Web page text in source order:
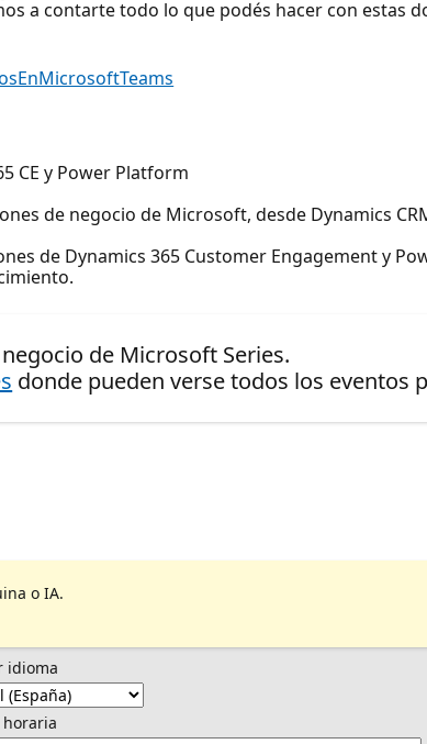
a contarte todo lo que podés hacer con estas
CE y Power Platform
de negocio de Microsoft, desde Dynamics
de Dynamics 365 Customer Engagement y
de Microsoft Series.
donde pueden verse todos los eventos
o IA.
idioma
horaria